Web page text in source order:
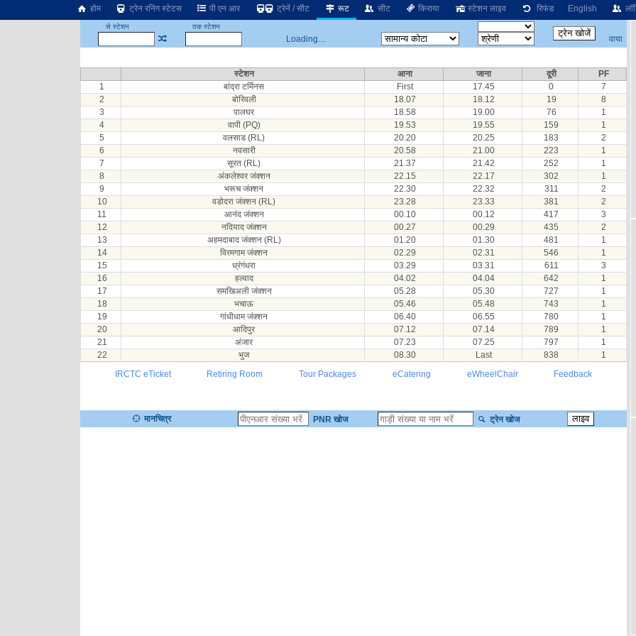
होम ट्रेन रनिंग स्टेटस पी एन आर ट्रेनें / सीट रूट सीट किराया स्टेशन लाइव रिफंड English
से स्टेशन तक स्टेशन
Loading.... वाया
स्टेशन आना जाना दूरी
PF
1
बांद्रा टर्मिनस First 17.45 0
7
2
बोरिवली 18.07 18.12 19
8
3
पालघर 18.58 19.00 76
1
4
वापी (PQ) 19.53 19.55 159
1
5
वलसाड (RL) 20.20 20.25 183
2
6
नवसारी 20.58 21.00 223
1
7
सूरत (RL) 21.37 21.42 252
1
8
अंकलेश्वर जंक्शन 22.15 22.17 302
1
9
भरूच जंक्शन 22.30 22.32 311
2
10
वडोदरा जंक्शन (RL) 23.28 23.33 381
2
11
आनंद जंक्शन 00.10 00.12 417
3
12
नदियाद जंक्शन 00.27 00.29 435
2
13
अहमदाबाद जंक्शन (RL) 01.20 01.30 481
1
14
विरमगाम जंक्शन 02.29 02.31 546
1
15
ध्रंगंधरा 03.29 03.31 611
3
16
हल्वाद 04.02 04.04 642
1
17
समखिअली जंक्शन 05.28 05.30 727
1
18
भचाऊ 05.46 05.48 743
1
19
गांधीधाम जंक्शन 06.40 06.55 780
1
20
आदिपुर 07.12 07.14 789
1
21
अंजार 07.23 07.25 797
1
22
भुज 08.30 Last 838
1
IRCTC eTicket
Retiring Room Tour Packages eCatering eWheelChair Feedback
मानचित्र PNR खोज ट्रेन खोज